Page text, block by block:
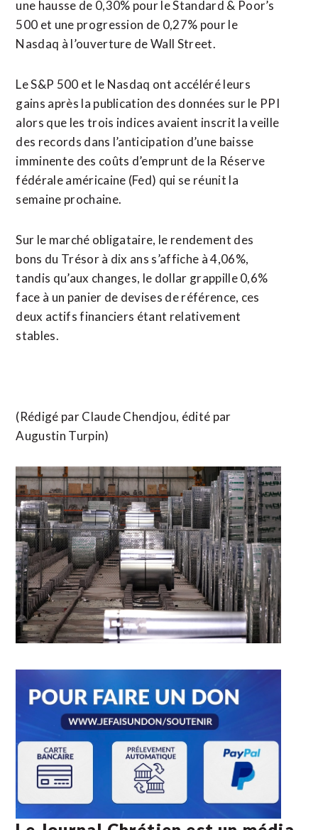
une hausse de 0,30% pour le Standard & Poor’s
500 et une progression de 0,27% pour le
Nasdaq à l’ouverture de Wall Street.
Le S&P 500 et le Nasdaq ont accéléré leurs
gains après la publication des données sur le PPI
alors que les trois indices avaient inscrit la veille
des records dans l’anticipation d’une baisse
imminente des coûts d’emprunt de la Réserve
fédérale américaine (Fed) qui se réunit la
semaine prochaine.
Sur le marché obligataire, le rendement des
bons du Trésor à dix ans s’affiche à 4,06%,
tandis qu’aux changes, le dollar grappille 0,6%
face à un panier de devises de référence, ces
deux actifs financiers étant relativement
stables.
(Rédigé par Claude Chendjou, édité par
Augustin Turpin)